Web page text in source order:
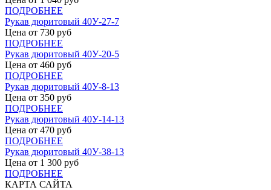
ПОДРОБНЕЕ
Рукав дюритовый 40У-27-7
Цена от 730 руб
ПОДРОБНЕЕ
Рукав дюритовый 40У-20-5
Цена от 460 руб
ПОДРОБНЕЕ
Рукав дюритовый 40У-8-13
Цена от 350 руб
ПОДРОБНЕЕ
Рукав дюритовый 40У-14-13
Цена от 470 руб
ПОДРОБНЕЕ
Рукав дюритовый 40У-38-13
Цена от 1 300 руб
ПОДРОБНЕЕ
КАРТА САЙТА